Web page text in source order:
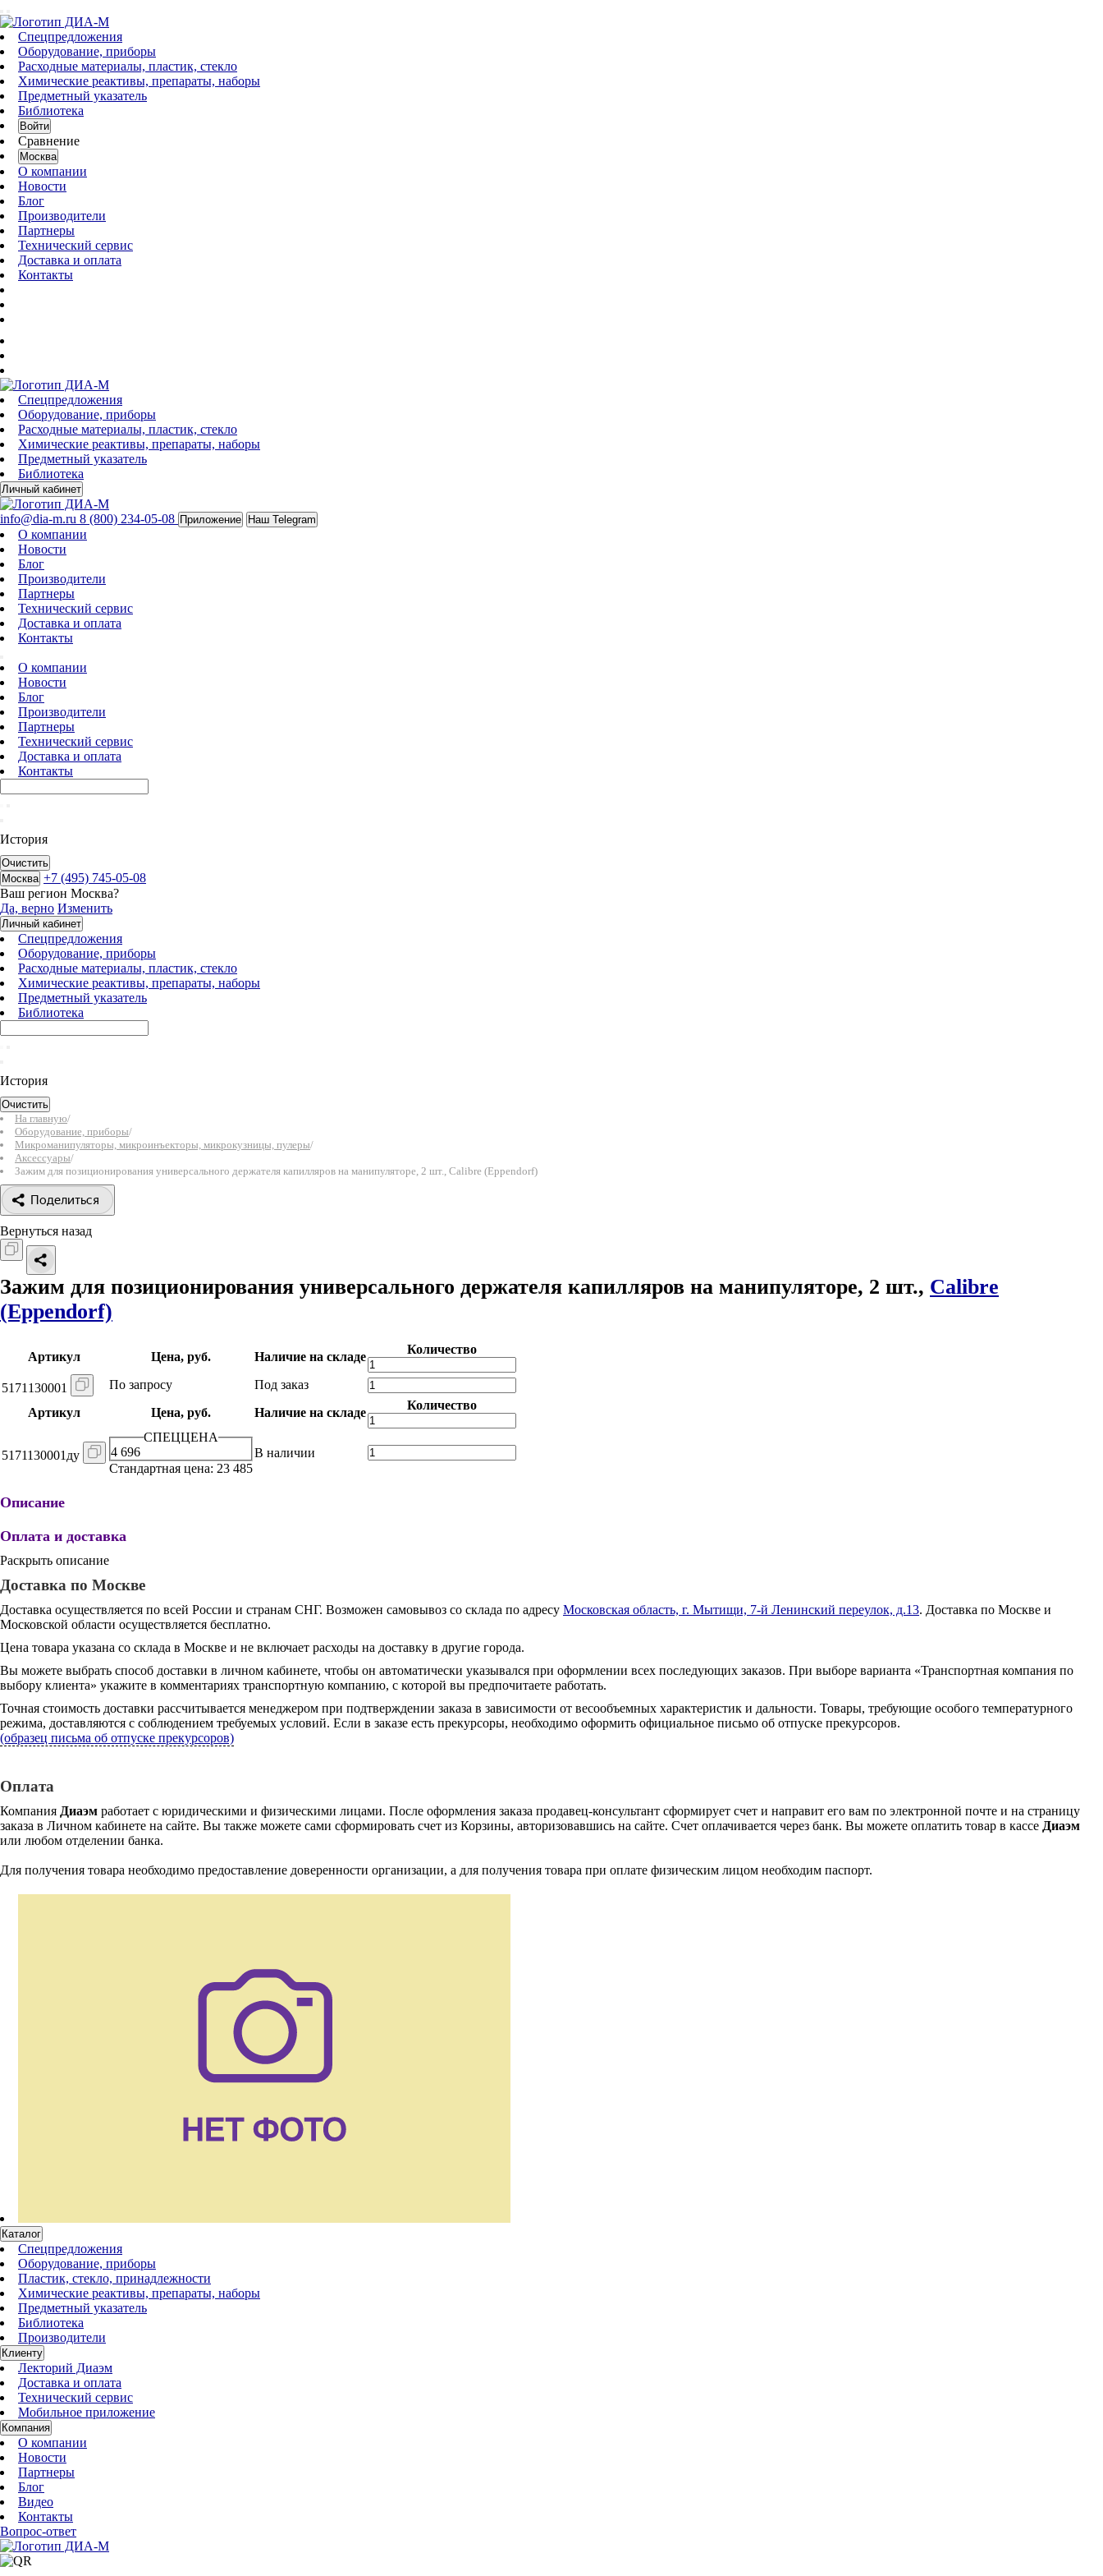
Спецпредложения
Оборудование, приборы
Расходные материалы, пластик, стекло
Химические реактивы, препараты, наборы
Предметный указатель
Библиотека
Войти
Сравнение
Москва
О компании
Новости
Блог
Производители
Партнеры
Технический сервис
Доставка и оплата
Контакты
Спецпредложения
Оборудование, приборы
Расходные материалы, пластик, стекло
Химические реактивы, препараты, наборы
Предметный указатель
Библиотека
Личный кабинет
info@dia-m.ru 8 (800) 234-05-08 Приложение Наш Telegram
О компании
Новости
Блог
Производители
Партнеры
Технический сервис
Доставка и оплата
Контакты
О компании
Новости
Блог
Производители
Партнеры
Технический сервис
Доставка и оплата
Контакты
История
Очистить
Москва +7 (495) 745-05-08
Ваш регион Москва?
Да, верно Изменить
Личный кабинет
Спецпредложения
Оборудование, приборы
Расходные материалы, пластик, стекло
Химические реактивы, препараты, наборы
Предметный указатель
Библиотека
История
Очистить
На главную/
Оборудование, приборы/
Микроманипуляторы, микроинъекторы, микрокузницы, пулеры/
Аксессуары/
Зажим для позиционирования универсального держателя капилляров на манипуляторе, 2 шт., Calibre (Eppendorf)
Поделиться
Вернуться назад
Зажим для позиционирования универсального держателя капилляров на манипуляторе, 2 шт., Calibre
(Eppendorf)
Артикул Цена, руб. Наличие на складе
Количество
5171130001 По запросу
Под заказ
Артикул
Цена, руб. Наличие на складе
Количество
5171130001ду
СПЕЦЦЕНА
4 696
Стандартная цена: 23 485
В наличии
Описание
Оплата и доставка
Раскрыть описание
Доставка по Москве
Доставка осуществляется по всей России и странам СНГ. Возможен самовывоз со склада по адресу Московская область, г. Мытищи, 7-й Ленинский переулок, д.13. Доставка по Москве и
Московской области осуществляется бесплатно.
Цена товара указана со склада в Москве и не включает расходы на доставку в другие города.
Вы можете выбрать способ доставки в личном кабинете, чтобы он автоматически указывался при оформлении всех последующих заказов. При выборе варианта «Транспортная компания по
выбору клиента» укажите в комментариях транспортную компанию, с которой вы предпочитаете работать.
Точная стоимость доставки рассчитывается менеджером при подтверждении заказа в зависимости от весообъемных характеристик и дальности. Товары, требующие особого температурного
режима, доставляются с соблюдением требуемых условий. Если в заказе есть прекурсоры, необходимо оформить официальное письмо об отпуске прекурсоров.
(образец письма об отпуске прекурсоров)
Оплата
Компания Диаэм работает с юридическими и физическими лицами. После оформления заказа продавец-консультант сформирует счет и направит его вам по электронной почте и на страницу
заказа в Личном кабинете на сайте. Вы также можете сами сформировать счет из Корзины, авторизовавшись на сайте. Счет оплачивается через банк. Вы можете оплатить товар в кассе Диаэм
или любом отделении банка.
Для получения товара необходимо предоставление доверенности организации, а для получения товара при оплате физическим лицом необходим паспорт.
Каталог
Спецпредложения
Оборудование, приборы
Пластик, стекло, принадлежности
Химические реактивы, препараты, наборы
Предметный указатель
Библиотека
Производители
Клиенту
Лекторий Диаэм
Доставка и оплата
Технический сервис
Мобильное приложение
Компания
О компании
Новости
Партнеры
Блог
Видео
Контакты
Вопрос-ответ